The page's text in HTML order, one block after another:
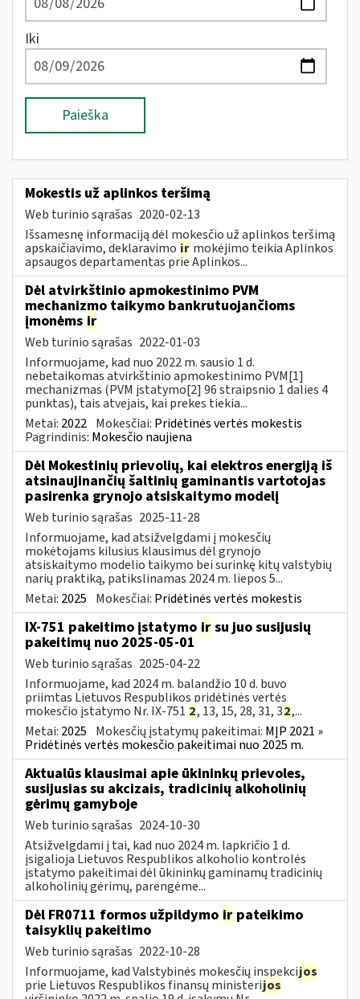
Iki
Paieška
Mokestis už aplinkos teršimą
Web turinio sąrašas 2020-02-13
Išsamesnę informaciją dėl mokesčio už aplinkos teršimą
apskaičiavimo, deklaravimo ir mokėjimo teikia Aplinkos
apsaugos departamentas prie Aplinkos...
Dėl atvirkštinio apmokestinimo PVM
mechanizmo taikymo bankrutuojančioms
įmonėms ir
Web turinio sąrašas 2022-01-03
Informuojame, kad nuo 2022 m. sausio 1 d.
nebetaikomas atvirkštinio apmokestinimo PVM[1]
mechanizmas (PVM įstatymo[2] 96 straipsnio 1 dalies 4
punktas), tais atvejais, kai prekes tiekia...
Metai: 2022 Mokesčiai: Pridėtinės vertės mokestis
Pagrindinis: Mokesčio naujiena
Dėl Mokestinių prievolių, kai elektros energiją iš
atsinaujinančių šaltinių gaminantis vartotojas
pasirenka grynojo atsiskaitymo modelį
Web turinio sąrašas 2025-11-28
Informuojame, kad atsižvelgdami į mokesčių
mokėtojams kilusius klausimus dėl grynojo
atsiskaitymo modelio taikymo bei surinkę kitų valstybių
narių praktiką, patikslinamas 2024 m. liepos 5...
Metai: 2025 Mokesčiai: Pridėtinės vertės mokestis
IX-751 pakeitimo įstatymo ir su juo susijusių
pakeitimų nuo 2025-05-01
Web turinio sąrašas 2025-04-22
Informuojame, kad 2024 m. balandžio 10 d. buvo
priimtas Lietuvos Respublikos pridėtinės vertės
mokesčio įstatymo Nr. IX-751 2, 13, 15, 28, 31, 32,...
Metai: 2025 Mokesčių įstatymų pakeitimai: MĮP 2021 »
Pridėtinės vertės mokesčio pakeitimai nuo 2025 m.
Aktualūs klausimai apie ūkininkų prievoles,
susijusias su akcizais, tradicinių alkoholinių
gėrimų gamyboje
Web turinio sąrašas 2024-10-30
Atsižvelgdami į tai, kad nuo 2024 m. lapkričio 1 d.
įsigalioja Lietuvos Respublikos alkoholio kontrolės
įstatymo pakeitimai dėl ūkininkų gaminamų tradicinių
alkoholinių gėrimų, parengėme...
Dėl FR0711 formos užpildymo ir pateikimo
taisyklių pakeitimo
Web turinio sąrašas 2022-10-28
Informuojame, kad Valstybinės mokesčių inspekcijos
prie Lietuvos Respublikos finansų ministerijos